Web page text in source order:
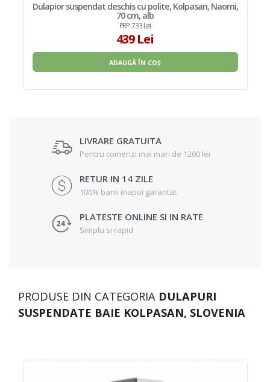
Dulapior suspendat deschis cu polite, Kolpasan, Naomi,
70 cm, alb
PRP: 733 Lei
439 Lei
ADAUGĂ ÎN COȘ
LIVRARE GRATUITA
Pentru comenzi mai mari de 1200 lei
RETUR IN 14 ZILE
100% banii inapoi garantat
PLATESTE ONLINE SI IN RATE
Simplu si rapid
PRODUSE DIN CATEGORIA DULAPURI
SUSPENDATE BAIE KOLPASAN, SLOVENIA